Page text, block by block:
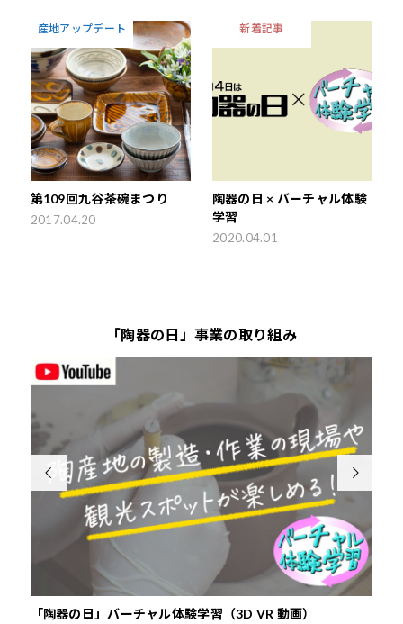
産地アップデート
第109回九谷茶碗まつり
2017.04.20
新着記事
陶器の日 × バーチャル体験
学習
2020.04.01
「陶器の日」事業の取り組み

「陶器の日」バーチャル体験学習（3D VR 動画）
